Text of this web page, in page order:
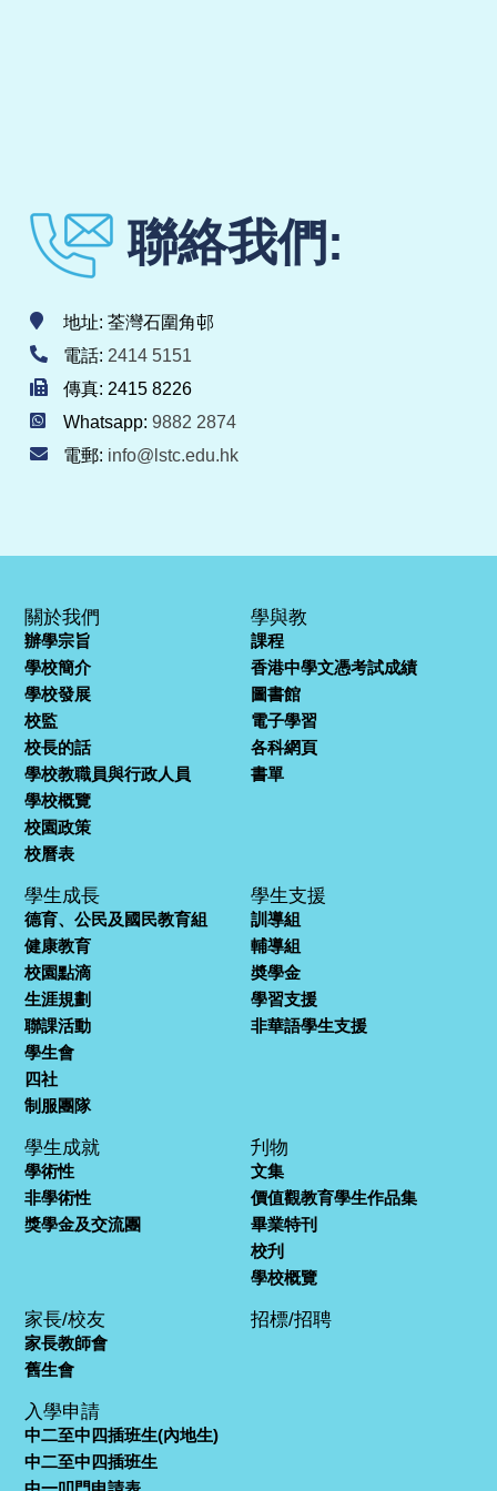
聯絡我們:
地址: 荃灣石圍角邨
電話: 2414 5151
傳真: 2415 8226
Whatsapp: 9882 2874
電郵: info@lstc.edu.hk
關於我們
辦學宗旨
學校簡介
學校發展
校監
校長的話
學校教職員與行政人員
學校概覽
校園政策
校曆表
學與教
課程
香港中學文憑考試成績
圖書館
電子學習
各科網頁
書單
學生成長
德育、公民及國民教育組
健康教育
校園點滴
生涯規劃
聯課活動
學生會
四社
制服團隊
學生支援
訓導組
輔導組
奬學金
學習支援
非華語學生支援
學生成就
學術性
非學術性
獎學金及交流團
刋物
文集
價值觀教育學生作品集
畢業特刊
校刋
學校概覽
家長/校友
家長教師會
舊生會
招標/招聘
入學申請
中二至中四插班生(內地生)
中二至中四插班生